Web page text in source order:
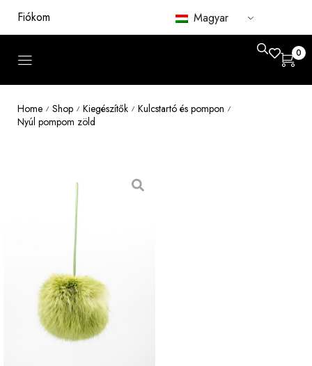
Fiókom Magyar
0
Home / Shop / Kiegészítők / Kulcstartó és pompon /
Nyúl pompom zöld